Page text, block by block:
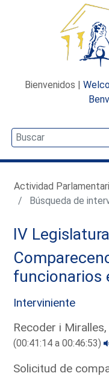
Bienvenidos |
Actividad
Búsqueda de
IV Legislatura
funcionarios
Interviniente
Recoder i
(00:41:14 a 00:46:53)
Solicitud de